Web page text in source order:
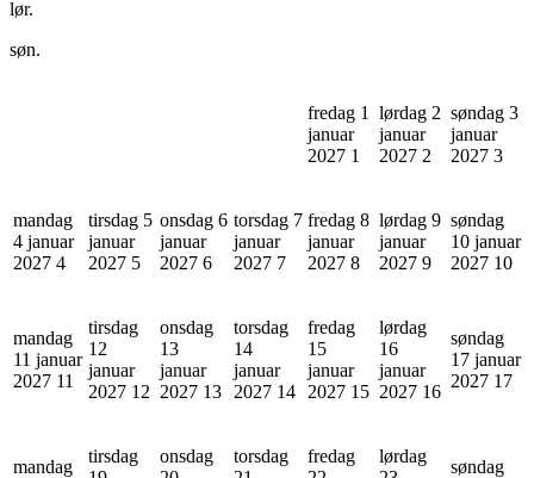
lør.
søn.
fredag 1
januar
2027 1
lørdag 2
januar
2027 2
søndag 3
januar
2027 3
mandag
4 januar
2027 4
tirsdag 5
januar
2027 5
onsdag 6
januar
2027 6
torsdag 7
januar
2027 7
fredag 8
januar
2027 8
lørdag 9
januar
2027 9
søndag
10 januar
2027 10
mandag
11 januar
2027 11
tirsdag
12
januar
2027 12
onsdag
13
januar
2027 13
torsdag
14
januar
2027 14
fredag
15
januar
2027 15
lørdag
16
januar
2027 16
søndag
17 januar
2027 17
mandag
tirsdag
onsdag
torsdag
fredag
lørdag
søndag